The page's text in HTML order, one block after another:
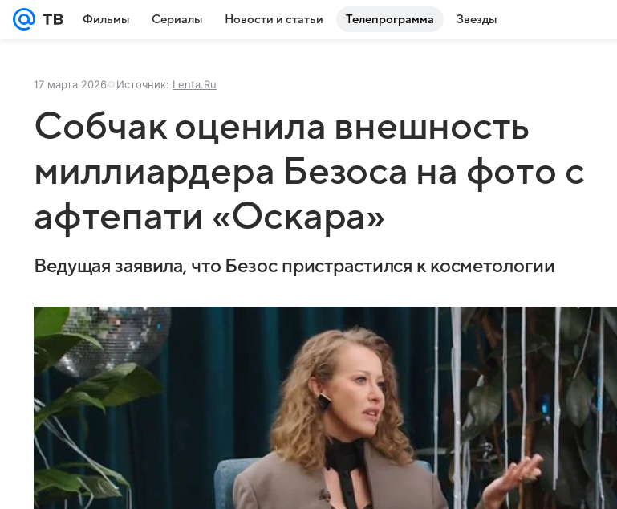
Фильмы Сериалы Новости и статьи Телепрограмма Звезды
17 марта 2026 Источник: Lenta.Ru
Собчак оценила внешность
миллиардера Безоса на фото с
афтепати «Оскара»
Ведущая заявила, что Безос пристрастился к косметологии